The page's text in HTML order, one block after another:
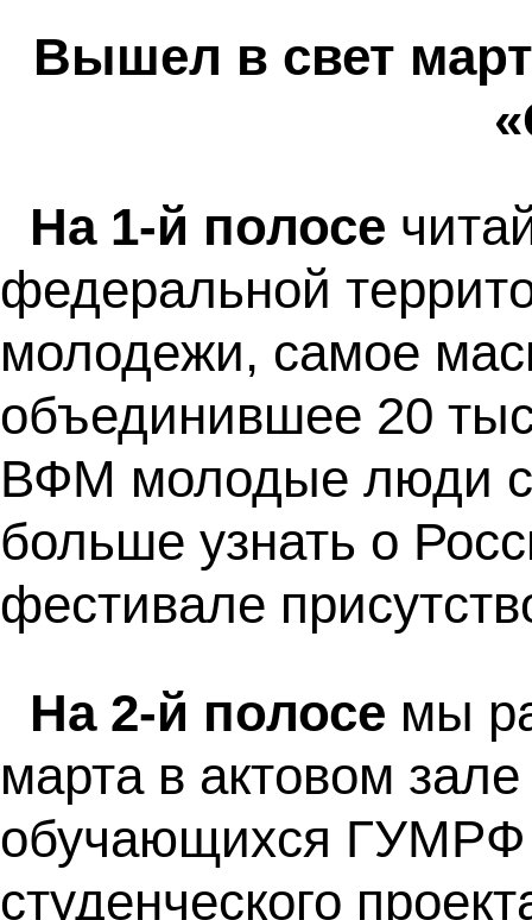
Вышел в свет
На 1-й полосе
федеральной
молодежи, самое
объединившее 20
ВФМ молодые люди
больше узнать о
фестивале
На 2-й полосе мы
марта в актовом
обучающихся ГУМРФ
студенческого